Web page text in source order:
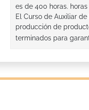
es de 400 horas. horas
El Curso de Auxiliar
producción de
terminados para